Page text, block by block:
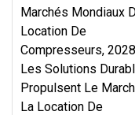
Marchés Mondiaux
Location De
Compresseurs,
Les Solutions
Propulsent Le
La Location De